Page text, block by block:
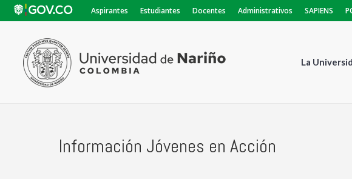
Aspirantes Estudiantes Docentes Administrativos SAPIENS
La
Información Jóvenes en Acción